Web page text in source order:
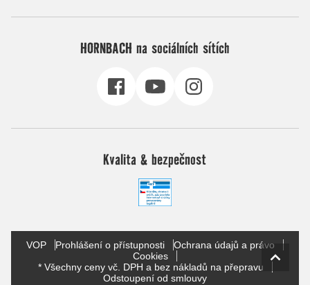
HORNBACH na sociálních sítích
Kvalita & bezpečnost
VOP Prohlášení o přístupnosti
Ochrana údajů a právo
Cookies
* Všechny ceny vč. DPH a bez nákladů na přepravu
Odstoupení od smlouvy